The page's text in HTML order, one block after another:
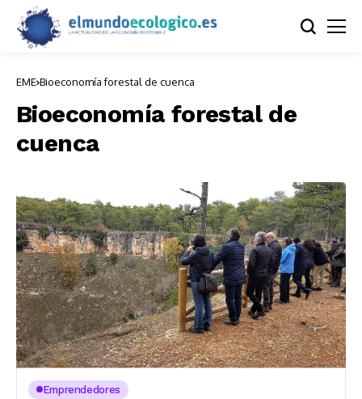
EME Bioeconomía forestal de cuenca
Bioeconomía forestal de
cuenca
Emprendedores